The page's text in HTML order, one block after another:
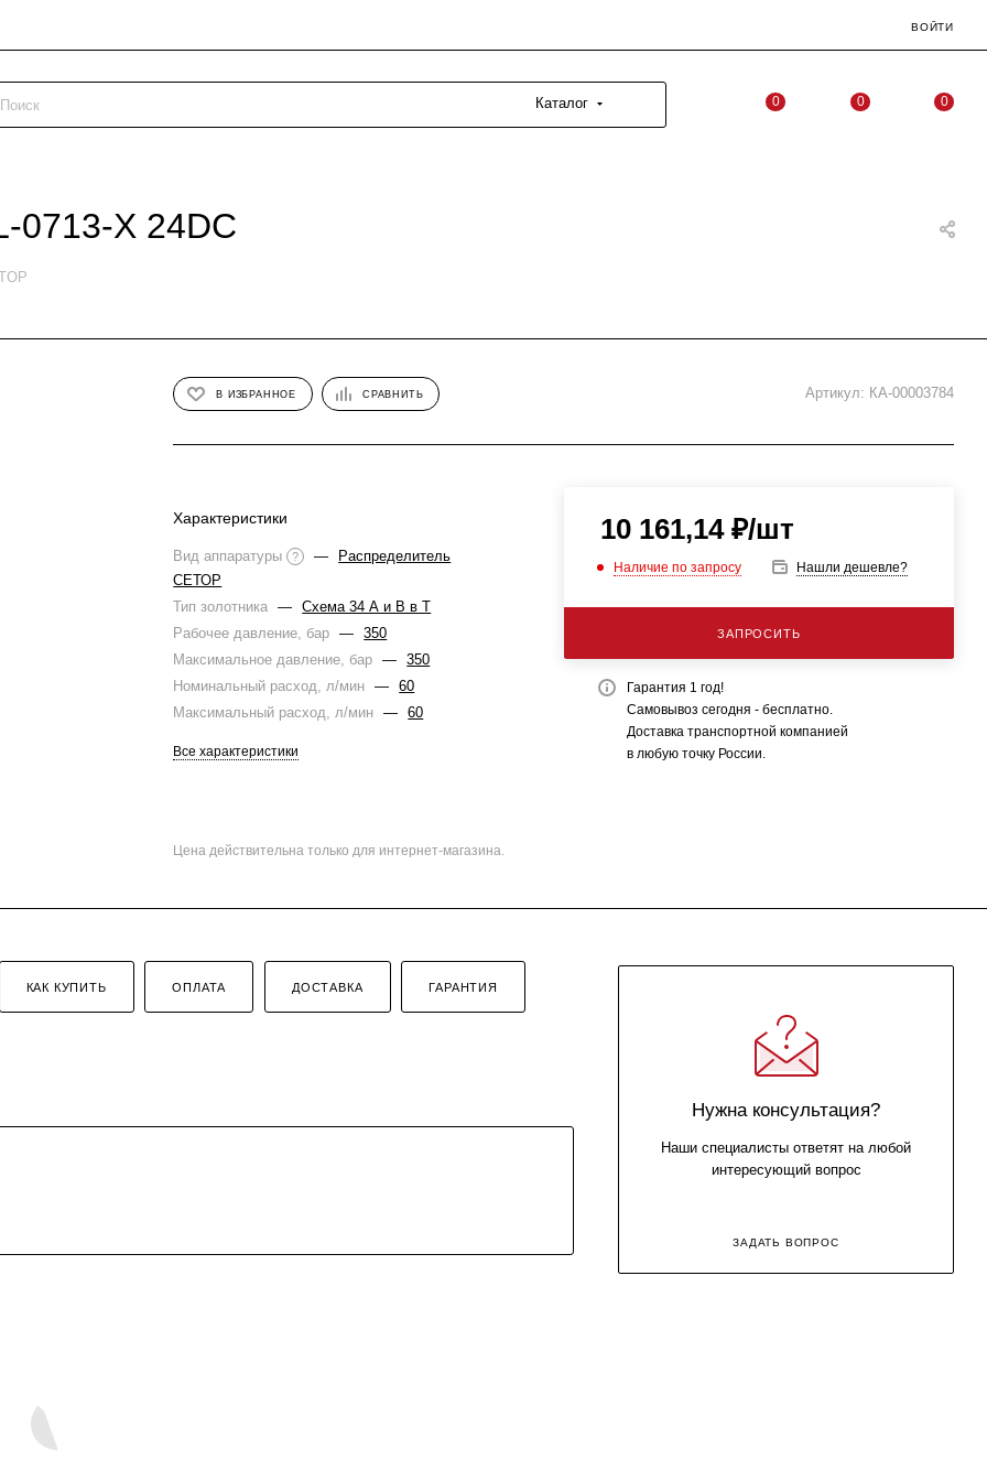
ВОЙТИ
Каталог 0 0 0
0713-X 24DC
В ИЗБРАННОЕ СРАВНИТЬ Артикул: КА-00003784
Характеристики
Вид аппаратуры ? —
Распределитель
СЕТОР
Тип золотника
—
Схема 34 А и В в Т
Рабочее давление, бар
—
350
Максимальное давление, бар
—
350
Номинальный расход, л/мин
—
60
Максимальный расход, л/мин
— 60
Все характеристики
10 161,14₽/шт
Наличие по запросу Нашли дешевле?
ЗАПРОСИТЬ
Гарантия 1 год!
Самовывоз сегодня - бесплатно.
Доставка транспортной компанией
в любую точку России.
Цена действительна только для интернет-магазина.
КАК КУПИТЬ ОПЛАТА ДОСТАВКА ГАРАНТИЯ
Нужна консультация?
Наши специалисты ответят на любой
интересующий вопрос
ЗАДАТЬ ВОПРОС